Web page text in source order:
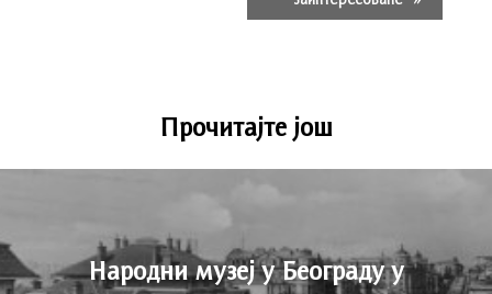
Прочитајте још
Народни музеј у Београду у